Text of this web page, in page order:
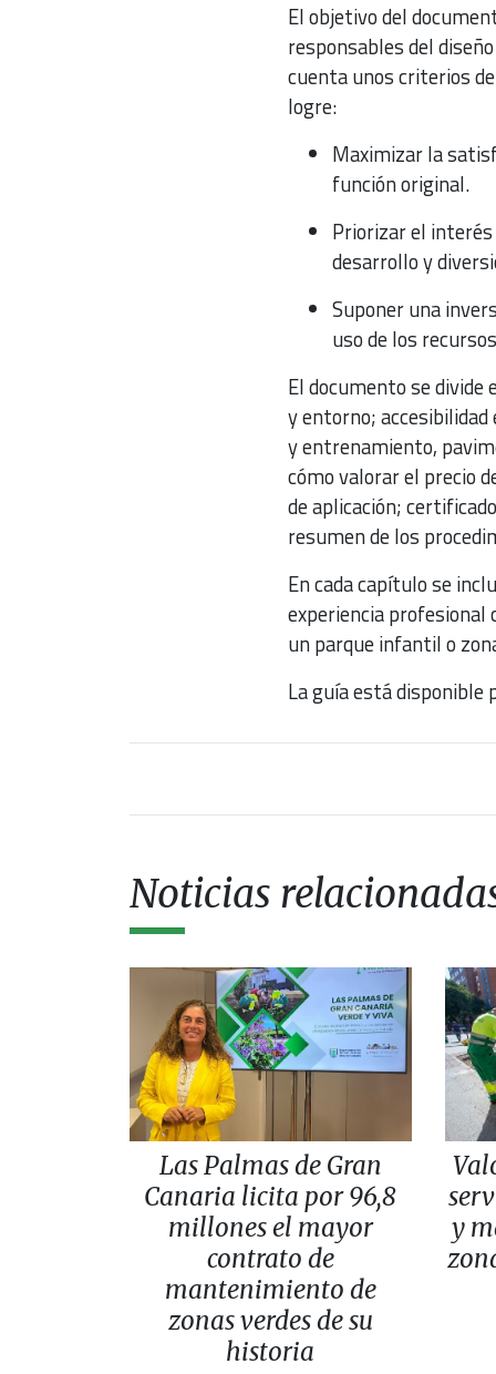
El objetivo del
responsables del
cuenta unos criterios
logre:
Maximizar la
función original.
Priorizar el interés
desarrollo y
Suponer una
uso de los
El documento se divide
y entorno;
y entrenamiento,
cómo valorar el precio
de aplicación;
resumen de los
En cada capítulo se
experiencia profesional
un parque infantil o
La guía está disponible
Noticias
Las Palmas de Gran
Canaria licita por 96,8
millones el mayor
contrato de
mantenimiento de
zonas verdes de su
historia
y